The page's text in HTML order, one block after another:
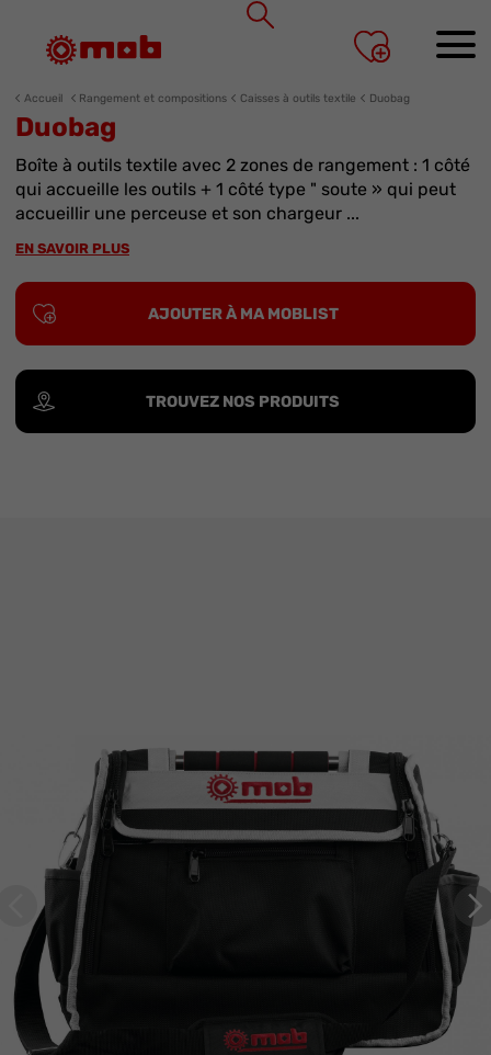
Accueil Rangement et compositions Caisses à outils textile Duobag
Duobag
Boîte à outils textile avec 2 zones de rangement : 1 côté
qui accueille les outils + 1 côté type " soute » qui peut
accueillir une perceuse et son chargeur ...
EN SAVOIR PLUS
AJOUTER À MA MOBLIST
TROUVEZ NOS PRODUITS